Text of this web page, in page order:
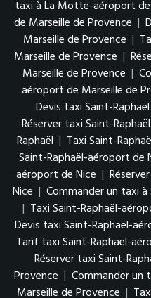
taxi à La Motte-aéroport
de Marseille de Provence |
Marseille de Provence |
Marseille de Provence |
Marseille de Provence |
aéroport de Marseille de
Devis taxi Saint-Raphaël
Réserver taxi Saint-Raphaël
Raphaël | Taxi Saint-
Saint-Raphaël-aéroport de
aéroport de Nice |
Nice | Commander un taxi
| Taxi Saint-Raphaël-
Devis taxi Saint-Raphaël-
Tarif taxi Saint-Raphaël-
Réserver taxi Saint-
Provence | Commander un
Marseille de Provence |